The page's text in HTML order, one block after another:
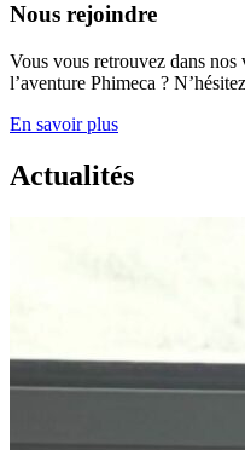
Nous rejoindre
Vous vous retrouvez dans nos
l’aventure Phimeca ?
En savoir plus
Actualités